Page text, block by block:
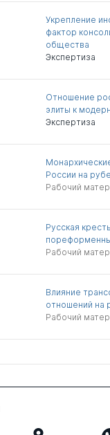
Укрепление
фактор
общества
Экспертиза
Отношение
элиты к
Экспертиза
России на
Рабочий
Русская
Рабочий
Влияние
отношений на
Рабочий